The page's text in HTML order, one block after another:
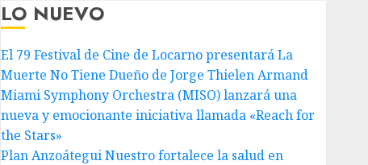
LO NUEVO
El 79 Festival de Cine de Locarno presentará La
Muerte No Tiene Dueño de Jorge Thielen Armand
Miami Symphony Orchestra (MISO) lanzará una
nueva y emocionante iniciativa llamada «Reach for
the Stars»
Plan Anzoátegui Nuestro fortalece la salud en